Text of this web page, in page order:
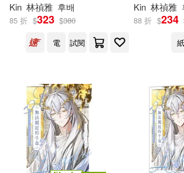
出版社 (可複選)
配送方式 (可複選)
可超商取貨(6) 可海外宅配(6)
Kin 林禎雅 후배
85 折 $323 $380
電
試閱
Kin 林禎雅
88 折 $234
紙